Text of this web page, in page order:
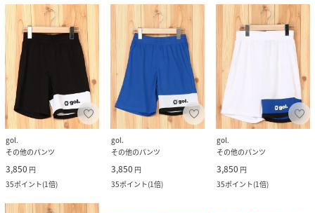
gol.
その他のパンツ
3,850 円
35ポイント(1倍)
gol.
その他のパンツ
3,850 円
35ポイント(1倍)
gol.
その他のパンツ
3,850 円
35ポイント(1倍)